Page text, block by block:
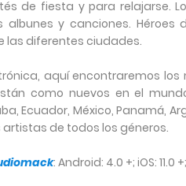
de fiesta y para relajarse.
albunes y canciones.
las diferentes ciudades.
aquí encontraremos
como nuevos en el
Ecuador, México, Panamá,
de todos los géneros.
: Android: 4.0 +; iOS: 11.0 +;